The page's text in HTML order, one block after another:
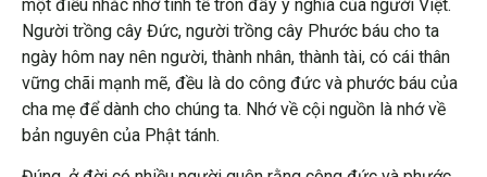
một điều nhắc nhở tinh tế tròn đầy ý nghĩa của người Việt.
Người trồng cây Đức, người trồng cây Phước báu cho ta
ngày hôm nay nên người, thành nhân, thành tài, có cái thân
vững chãi mạnh mẽ, đều là do công đức và phước báu của
cha mẹ để dành cho chúng ta. Nhớ về cội nguồn là nhớ về
bản nguyên của Phật tánh.